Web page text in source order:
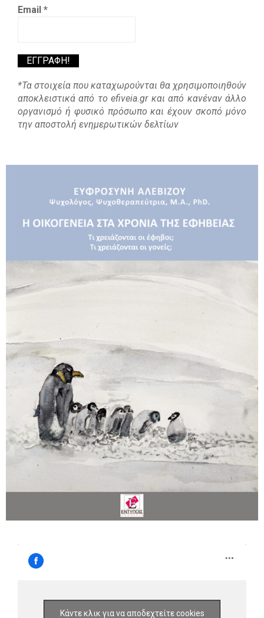
Email *
*Τα στοιχεία που καταχωρούνται θα χρησιμοποιηθούν
αποκλειστικά από το efiveia.gr και από κανέναν άλλο
οργανισμό ή φυσικό πρόσωπο και έχουν σκοπό μόνο
την αποστολή ενημερωτικών δελτίων
Κάντε κλικ για να αποδεχτείτε cookies